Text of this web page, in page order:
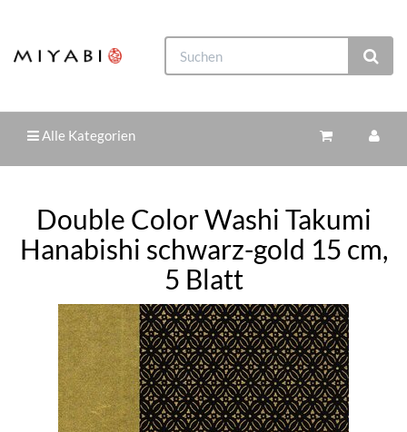
Alle Kategorien
Double Color Washi Takumi
Hanabishi schwarz-gold 15 cm,
5 Blatt